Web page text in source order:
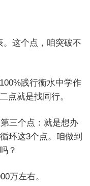
。这个点，咱突破不
践行衡水中学作
点就是找同行。
三个点：就是想办
环这3个点。咱做到
？
万左右。